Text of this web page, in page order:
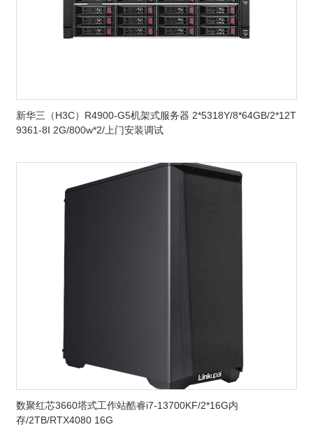
新华三（H3C）R4900-G5机架式服务器 2*5318Y/8*64GB/2*12T
9361-8I 2G/800w*2/上门安装调试
数聚红芯3660塔式工作站酷睿i7-13700KF/2*16G内
存/2TB/RTX4080 16G